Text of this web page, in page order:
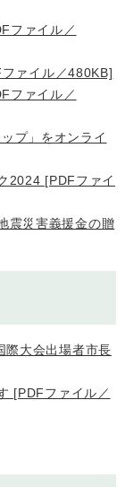
ファイル／
ァイル／480KB]
ファイル／
プ」をオンライ
2024 [PDFファイ
震災害義援金の贈
際大会出場者市長
[PDFファイル／